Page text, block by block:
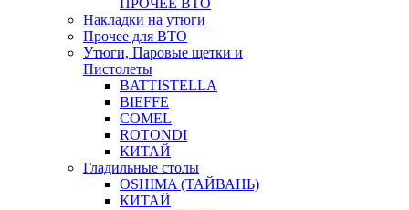
ПРОЧЕЕ ВТО
Накладки на утюги
Прочее для ВТО
Утюги, Паровые щетки и
Пистолеты
BATTISTELLA
BIEFFE
COMEL
ROTONDI
КИТАЙ
Гладильные столы
OSHIMA (ТАЙВАНЬ)
КИТАЙ